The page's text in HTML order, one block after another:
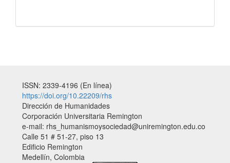
ISSN: 2339-4196 (En línea)
https://doi.org/10.22209/rhs
Dirección de Humanidades
Corporación Universitaria Remington
e-mail: rhs_humanismoysociedad@uniremington.edu.co
Calle 51 # 51-27, piso 13
Edificio Remington
Medellín, Colombia